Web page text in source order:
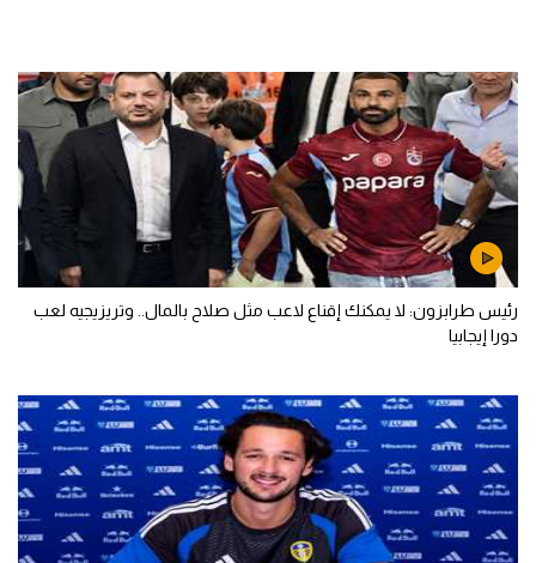
رئيس طرابزون: لا يمكنك إقناع لاعب مثل صلاح بالمال.. وتريزيجيه لعب
دورا إيجابيا